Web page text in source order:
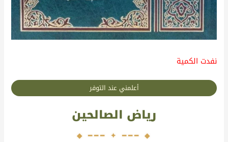
رياض الصالحين
نفدت الكمية
أعلمني عند التوفر